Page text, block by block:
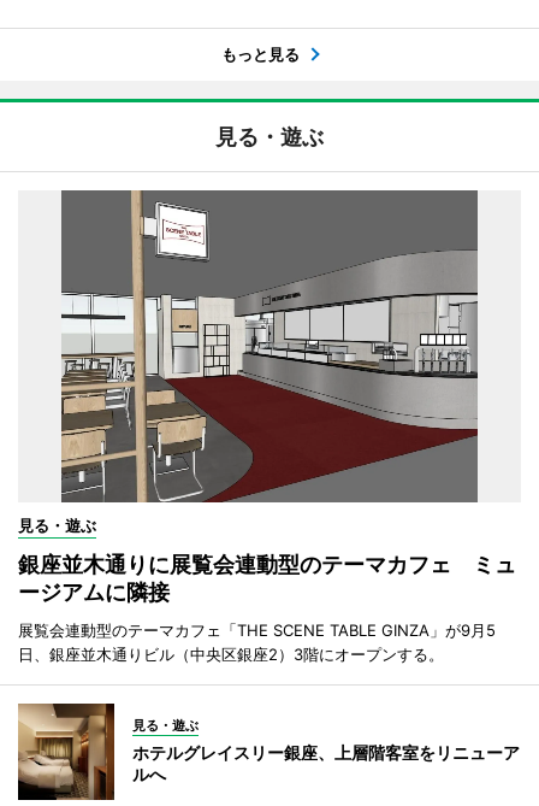
もっと見る
見る・遊ぶ
見る・遊ぶ
銀座並木通りに展覧会連動型のテーマカフェ ミュ
ージアムに隣接
展覧会連動型のテーマカフェ「THE SCENE TABLE GINZA」が9月5
日、銀座並木通りビル（中央区銀座2）3階にオープンする。
見る・遊ぶ
ホテルグレイスリー銀座、上層階客室をリニューア
ルへ